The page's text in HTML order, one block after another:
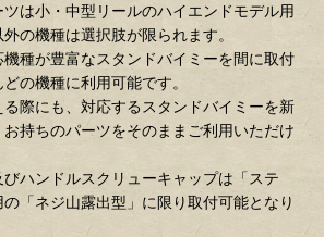
は小・中型リールのハイエンドモデル用
の機種は選択肢が限られます。
種が豊富なスタンドバイミーを間に取付
の機種に利用可能です。
る際にも、対応するスタンドバイミーを新
持ちのパーツをそのままご利用いただけ
ハンドルスクリューキャップは「ステ
「ネジ山露出型」に限り取付可能となり